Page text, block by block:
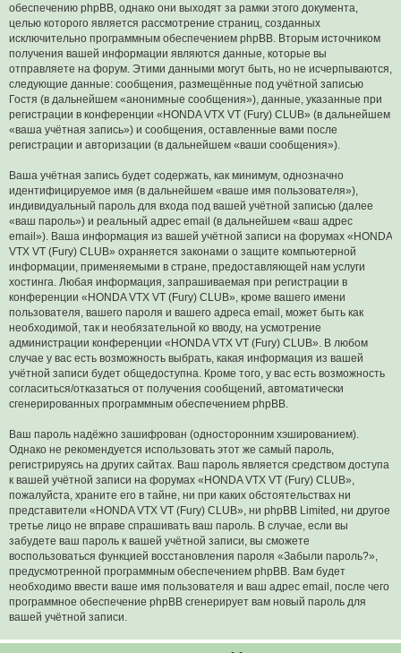
обеспечению phpBB, однако они выходят за рамки этого документа,
целью которого является рассмотрение страниц, созданных
исключительно программным обеспечением phpBB. Вторым источником
получения вашей информации являются данные, которые вы
отправляете на форум. Этими данными могут быть, но не исчерпываются,
следующие данные: сообщения, размещённые под учётной записью
Гостя (в дальнейшем «анонимные сообщения»), данные, указанные при
регистрации в конференции «HONDA VTX VT (Fury) CLUB» (в дальнейшем
«ваша учётная запись») и сообщения, оставленные вами после
регистрации и авторизации (в дальнейшем «ваши сообщения»).
Ваша учётная запись будет содержать, как минимум, однозначно
идентифицируемое имя (в дальнейшем «ваше имя пользователя»),
индивидуальный пароль для входа под вашей учётной записью (далее
«ваш пароль») и реальный адрес email (в дальнейшем «ваш адрес
email»). Ваша информация из вашей учётной записи на форумах «HONDA
VTX VT (Fury) CLUB» охраняется законами о защите компьютерной
информации, применяемыми в стране, предоставляющей нам услуги
хостинга. Любая информация, запрашиваемая при регистрации в
конференции «HONDA VTX VT (Fury) CLUB», кроме вашего имени
пользователя, вашего пароля и вашего адреса email, может быть как
необходимой, так и необязательной ко вводу, на усмотрение
администрации конференции «HONDA VTX VT (Fury) CLUB». В любом
случае у вас есть возможность выбрать, какая информация из вашей
учётной записи будет общедоступна. Кроме того, у вас есть возможность
согласиться/отказаться от получения сообщений, автоматически
сгенерированных программным обеспечением phpBB.
Ваш пароль надёжно зашифрован (односторонним хэшированием).
Однако не рекомендуется использовать этот же самый пароль,
регистрируясь на других сайтах. Ваш пароль является средством доступа
к вашей учётной записи на форумах «HONDA VTX VT (Fury) CLUB»,
пожалуйста, храните его в тайне, ни при каких обстоятельствах ни
представители «HONDA VTX VT (Fury) CLUB», ни phpBB Limited, ни другое
третье лицо не вправе спрашивать ваш пароль. В случае, если вы
забудете ваш пароль к вашей учётной записи, вы сможете
воспользоваться функцией восстановления пароля «Забыли пароль?»,
предусмотренной программным обеспечением phpBB. Вам будет
необходимо ввести ваше имя пользователя и ваш адрес email, после чего
программное обеспечение phpBB сгенерирует вам новый пароль для
вашей учётной записи.